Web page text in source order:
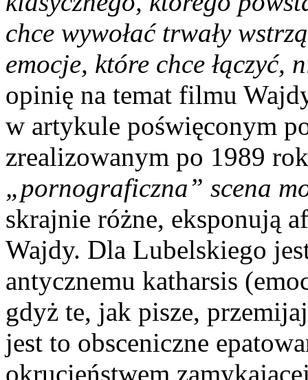
chce wywołać trwały
emocje, które chce łączyć,
opinię na temat filmu
w artykule poświęconym
zrealizowanym po 1989
„pornograficzna” scena
skrajnie różne, eksponują
Wajdy. Dla Lubelskiego
antycznemu katharsis
gdyż te, jak pisze,
jest to obsceniczne
okrucieństwem